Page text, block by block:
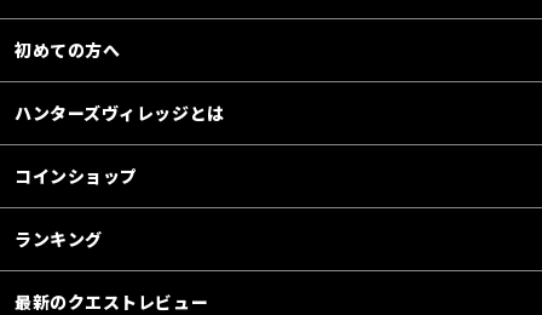
初めての方へ
ハンターズヴィレッジとは
コインショップ
ランキング
最新のクエストレビュー